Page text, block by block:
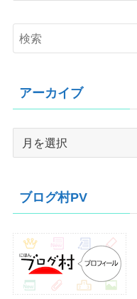
アーカイブ
ブ
ブログ村PV